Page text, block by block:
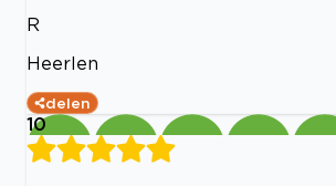
R
Heerlen
delen
10